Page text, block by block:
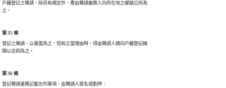
戶籍登記之聲請，除另有規定外，應由聲請義務人向所在地之鄉鎮公所為
之。
第 35 條
登記之聲請，以書面為之，但有正當理由時，得由聲請人親向戶籍登記機
關以言詞為之。
第 36 條
登記聲請書應記載左列事項，由聲請人簽名或劃押：